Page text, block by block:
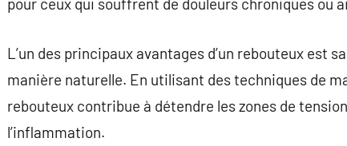
L’un des principaux avantages d’un rebouteux est
manière naturelle. En utilisant des techniques de
rebouteux contribue à détendre les zones de
l’inflammation.